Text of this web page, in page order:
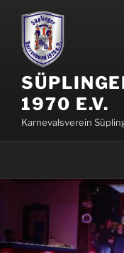
springen
1970 E.V.
Karnevalsverein